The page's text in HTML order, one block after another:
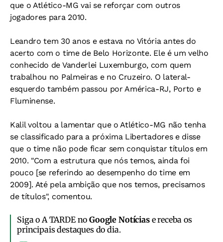
que o Atlético-MG vai se reforçar com outros
jogadores para 2010.
Leandro tem 30 anos e estava no Vitória antes do
acerto com o time de Belo Horizonte. Ele é um velho
conhecido de Vanderlei Luxemburgo, com quem
trabalhou no Palmeiras e no Cruzeiro. O lateral-
esquerdo também passou por América-RJ, Porto e
Fluminense.
Kalil voltou a lamentar que o Atlético-MG não tenha
se classificado para a próxima Libertadores e disse
que o time não pode ficar sem conquistar títulos em
2010. "Com a estrutura que nós temos, ainda foi
pouco [se referindo ao desempenho do time em
2009]. Até pela ambição que nos temos, precisamos
de títulos", comentou.
Siga o A TARDE noGoogle Notíciase receba os
principais destaques do dia.